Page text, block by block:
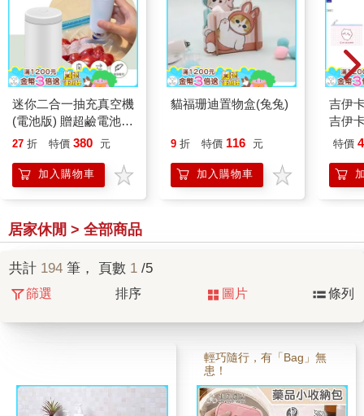
迷你二合一抽充真空機
(電池版) 贈超鹼電池
AAA4入組 旅行收納
鮮袋
27 折 特價 380 元
加入購物車
貓福珊迪置物盒(兔兔)
9 折 特價 116 元
加入購物車
吉伊
吉伊
特價
居家休閒 > 全部商品
共計 194 筆， 頁數 1 /5
篩選 排序 圖片 條列
輕巧隨行，有「Bag」無
患！